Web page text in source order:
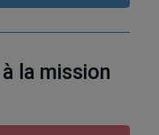
la mission